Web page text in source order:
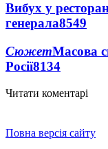
Вибух у
генерала8549
СюжетМасова
Росії8134
Читати коментарі
Повна версія сайту